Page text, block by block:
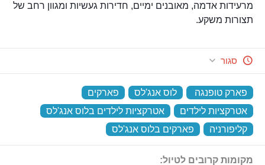
מרעידות אדמה, מאובנים ימיים, חדירות געשיות ומגוון רחב של
תצורות משקע.
סגור
פארק טופנגה לוס אנג'לס פארקים
אטרקציות לילדים
אטרקציות לילדים בלוס אנג'לס
קליפורניה
פארקים בלוס אנג'לס
מקומות קרובים לטיול: